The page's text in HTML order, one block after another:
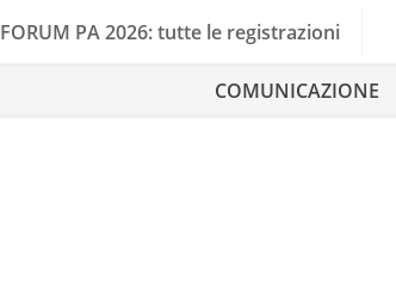
FORUM PA 2026: tutte le registrazioni
COMUNICAZIONE